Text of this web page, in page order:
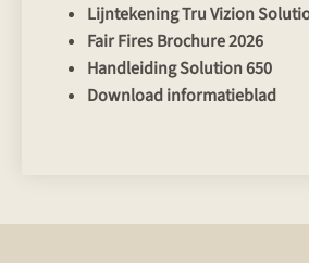
Lijntekening Tru Vizion
Fair Fires Brochure 2026
Handleiding Solution 650
Download informatieblad